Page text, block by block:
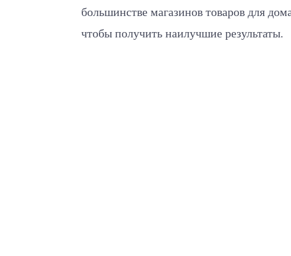
большинстве магазинов товаров для
чтобы получить наилучшие результаты.